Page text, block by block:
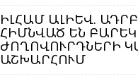
ԻԼՀԱՄ ԱԼԻԵՎ.
ՀԻՄՆՎԱԾ ԵՆ
ԺՈՂՈՎՈՒՐԴՆԵՐԻ
ԱՇԽԱՐՀՈՒՄ